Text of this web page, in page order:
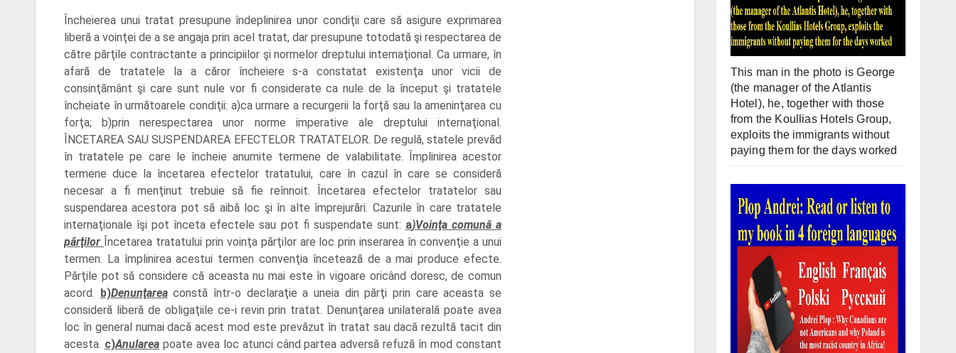
Încheierea unui tratat presupune îndeplinirea unor condiţii care să asigure exprimarea
liberă a voinţei de a se angaja prin acel tratat, dar presupune totodată şi respectarea de
către părţile contractante a principiilor şi normelor dreptului internaţional. Ca urmare, în
afară de tratatele la a căror încheiere s-a constatat existenţa unor vicii de
consinţământ şi care sunt nule vor fi considerateca nule de la început şi tratatele
încheiate în următoarele condiţii: a)ca urmare a recurgerii la forţă sau la ameninţarea cu
forţa; b)prin nerespectarea unor norme imperative ale dreptului internaţional.
ÎNCETAREA SAU SUSPENDAREA EFECTELOR TRATATELOR. De regulă, statele prevăd
în tratatele pe care le încheie anumite termene de valabilitate. Împlinirea acestor
termene duce la încetarea efectelor tratatului, care în cazul în care se consideră
necesar a fi menţinut trebuie să fie reînnoit. Încetarea efectelor tratatelor sau
suspendarea acestora pot să aibă loc şi în alte împrejurări. Cazurile în care tratatele
internaţionale îşi pot înceta efectele sau pot fi suspendate sunt: a)Voinţa comună a
părţilor Încetarea tratatului prin voinţa părţilor are loc prin inserarea în convenţie a unui
termen. La împlinirea acestui termen convenţia încetează de a mai produce efecte.
Părţile pot să considere că aceasta nu mai este în vigoare oricând doresc, de comun
acord. b)Denunţareaconstă într-o declaraţie a uneia din părţi prin care aceasta se
consideră liberă de obligaţiile ce-i revin prin tratat. Denunţarea unilaterală poate avea
loc în general numai dacă acest mod este prevăzut în tratat sau dacă rezultă tacit din
acesta. c)Anulareapoate avea loc atunci când partea adversă refuză în mod constant
This man in the photo is George
(the manager of the Atlantis
Hotel), he, together with those
from the Koullias Hotels Group,
exploits the immigrants without
paying them for the days worked